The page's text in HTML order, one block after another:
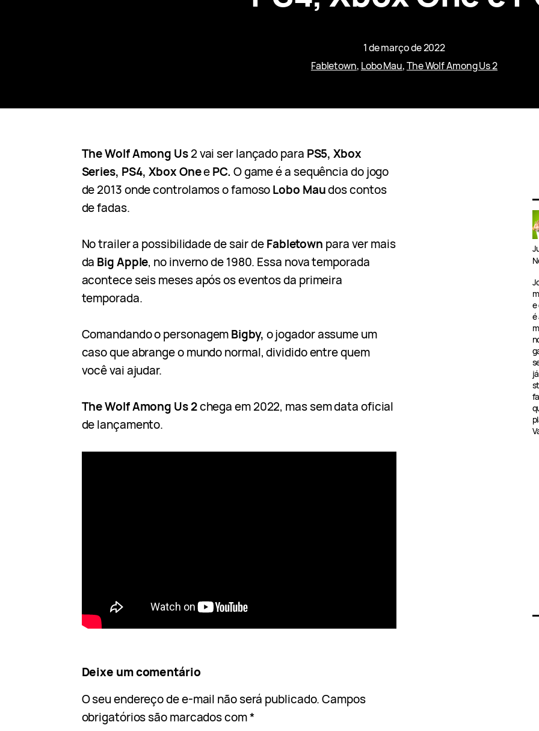
1 de março de 2022
Fabletown, Lobo Mau, The Wolf Among Us 2
The Wolf Among Us2 vai ser lançado para PS5, Xbox
Series, PS4, Xbox OneePC. O game é a sequência do jogo
de 2013 onde controlamos o famosoLobo Maudos contos
de fadas.
No trailer a possibilidade de sair deFabletown para ver mais
da Big Apple, no inverno de 1980. Essa nova temporada
acontece seis meses após os eventos da primeira
temporada.
Comandando o personagemBigby, o jogador assume um
caso que abrange o mundo normal, dividido entre quem
você vai ajudar.
The Wolf Among Us 2chega em 2022, mas sem data oficial
de lançamento.
Deixe um comentário
O seu endereço de e-mail não será publicado. Campos
obrigatórios são marcados com*
e
é